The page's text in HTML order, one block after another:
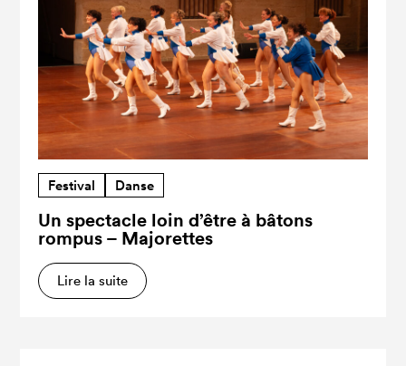
Festival Danse
Un spectacle loin d’être à bâtons
rompus – Majorettes
Lire la suite